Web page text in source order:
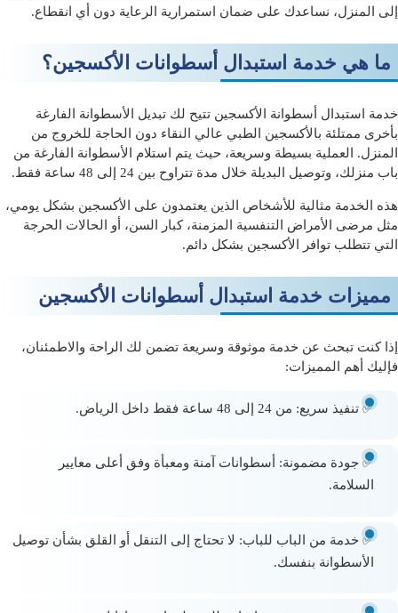
إلى المنزل، نساعدك على ضمان استمرارية الرعاية دون أي انقطاع.
ما هي خدمة استبدال أسطوانات الأكسجين؟
خدمة استبدال أسطوانة الأكسجين تتيح لك تبديل الأسطوانة الفارغة
بأخرى ممتلئة بالأكسجين الطبي عالي النقاء دون الحاجة للخروج من
المنزل. العملية بسيطة وسريعة، حيث يتم استلام الأسطوانة الفارغة من
باب منزلك، وتوصيل البديلة خلال مدة تتراوح بين 24 إلى 48 ساعة فقط .
هذه الخدمة مثالية للأشخاص الذين يعتمدون على الأكسجين بشكل يومي،
مثل مرضى الأمراض التنفسية المزمنة، كبار السن، أو الحالات الحرجة
التي تتطلب توافر الأكسجين بشكل دائم.
مميزات خدمة استبدال أسطوانات الأكسجين
إذا كنت تبحث عن خدمة موثوقة وسريعة تضمن لك الراحة والاطمئنان،
فإليك أهم المميزات:
✅تنفيذ سريع: من 24 إلى 48 ساعة فقط داخل الرياض.
✅ جودة مضمونة: أسطوانات آمنة ومعبأة وفق أعلى معايير
السلامة.
✅خدمة من الباب للباب: لا تحتاج إلى التنقل أو القلق بشأن توصيل
الأسطوانة بنفسك.